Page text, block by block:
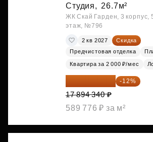
Студия, 26.7м²
ЖК Скай Гарден, 3 корпус,
этаж, №796
2 кв 2027
Скидка
Предчистовая отделка
Квартира за 2 000 ₽/мес
15 747 019 ₽ -12%
17 894 340 ₽
589 776 ₽ за м²